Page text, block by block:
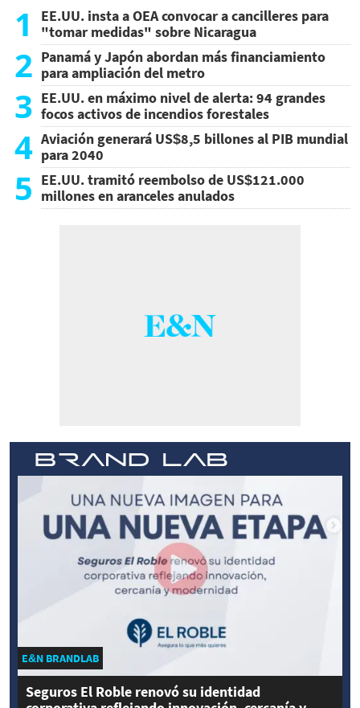
1
EE.UU. insta a OEA convocar a cancilleres para
"tomar medidas" sobre Nicaragua
2 Panamá y Japón abordan más financiamiento
para ampliación del metro
3 EE.UU. en máximo nivel de alerta: 94 grandes
focos activos de incendios forestales
4 Aviación generará US$8,5 billones al PIB mundial
para 2040
5 EE.UU. tramitó reembolso de US$121.000
millones en aranceles anulados
E&N BRANDLAB
Seguros El Roble renovó su identidad